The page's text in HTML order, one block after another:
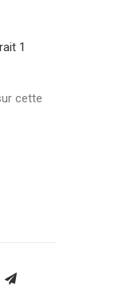
1
cette